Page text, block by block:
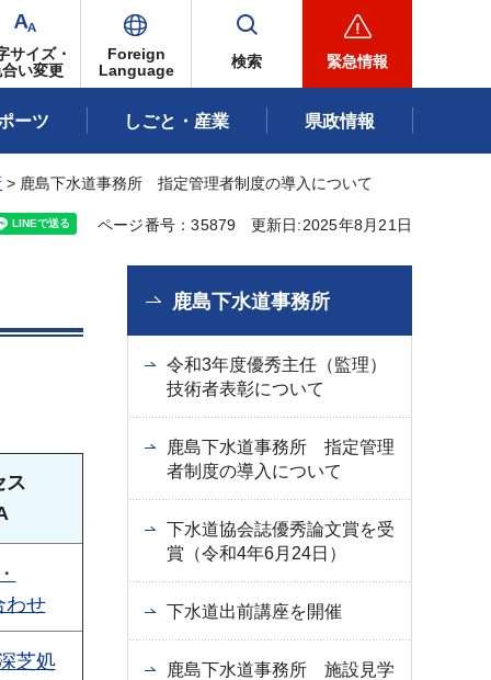
サイズ・
い変更
Foreign
Language
検索 緊急情報
ーツ しごと・産業 県政情報
> 鹿島下水道事務所 指定管理者制度の導入について
ページ番号：35879 更新日:2025年8月21日
ス
わせ
芝処
鹿島下水道事務所
令和3年度優秀主任（監理）
技術者表彰について
鹿島下水道事務所 指定管理
者制度の導入について
下水道協会誌優秀論文賞を受
賞（令和4年6月24日）
下水道出前講座を開催
鹿島下水道事務所 施設見学